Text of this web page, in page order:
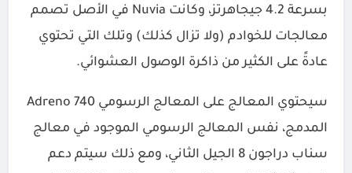
بسرعة 4.2 جيجاهرتز، وكانت Nuvia في الأصل تصمم
معالجات للخوادم (ولا تزال كذلك) وتلك التي تحتوي
عادةً على الكثير من ذاكرة الوصول العشوائي.
سيحتوي المعالج على المعالج الرسومي Adreno 740
المدمج، نفس المعالج الرسومي الموجود في معالج
سناب دراجون 8 الجيل الثاني، ومع ذلك سيتم دعم